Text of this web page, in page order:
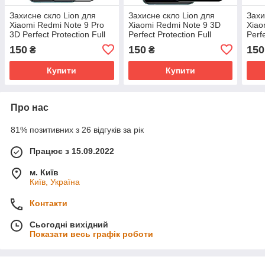
Захисне скло Lion для
Xiaomi Redmi Note 9 Pro
3D Perfect Protection Full
150 ₴
Купити
Захисне скло Lion для
Xiaomi Redmi Note 9 3D
Perfect Protection Full
150₴
Купити
150
Про нас
81% позитивних з 26 відгуків за рік
Працює з 15.09.2022
м. Київ
Київ, Україна
Контакти
Сьогодні вихідний
Показати весь графік роботи